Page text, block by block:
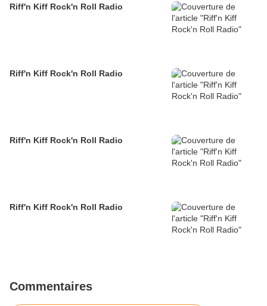
Riff'n Kiff Rock'n Roll Radio
Riff'n Kiff Rock'n Roll Radio
Riff'n Kiff Rock'n Roll Radio
Riff'n Kiff Rock'n Roll Radio
Commentaires